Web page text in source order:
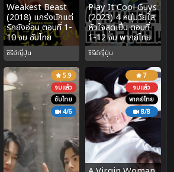
Weakest Beast
(2018) แกร่งนักแต่
รักยังอ่อน ตอนที่ 1-
10 จบ ซับไทย
ซีรีย์ญี่ปุ่น
Play It Cool Guys
(2023) 4 หนุ่มวัยใส
หัวใจสุดเปิ่น ตอนที่
1-12 จบ พากย์ไทย
ซีรีย์ญี่ปุ่น
5.9
จบแล้ว
ซับไทย
4/6
7
จบแล้ว
พากย์ไทย
8/8